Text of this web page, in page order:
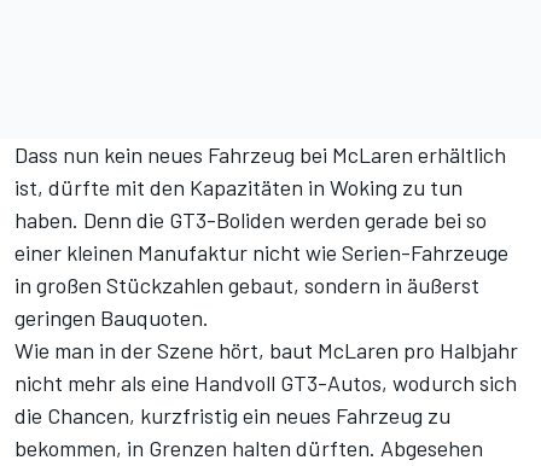
Dass nun kein neues Fahrzeug bei McLaren erhältlich
ist, dürfte mit den Kapazitäten in Woking zu tun
haben. Denn die GT3-Boliden werden gerade bei so
einer kleinen Manufaktur nicht wie Serien-Fahrzeuge
in großen Stückzahlen gebaut, sondern in äußerst
geringen Bauquoten.
Wie man in der Szene hört, baut McLaren pro Halbjahr
nicht mehr als eine Handvoll GT3-Autos, wodurch sich
die Chancen, kurzfristig ein neues Fahrzeug zu
bekommen, in Grenzen halten dürften. Abgesehen